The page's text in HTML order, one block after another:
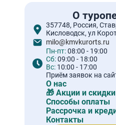
О
357748, Россия,
Кисловодск, ул
milo@kmvkurorts.ru
Пн-пт:08:00 - 19:00
Сб:09:00 - 18:00
Вс: 10:00 - 17:00
Приём заявок на
О нас
🎁 Акции и скидки
Способы оплаты
Рассрочка и
Контакты